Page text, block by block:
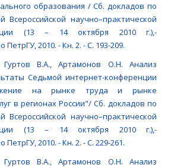
образования / Сб. докладов по
Всероссийской научно–практической
(13 – 14 октября 2010 г.),-
2010. - Кн. 2. - С. 193-209.
Гуртов В.А., Артамонов О.Н. Анализ
Седьмой интернет-конференции
на рынке труда и рынке
в регионах России"/ Сб. докладов по
Всероссийской научно–практической
(13 – 14 октября 2010 г.),-
2010. - Кн. 2. - С. 229-261.
Гуртов В.А., Артамонов О.Н. Анализ